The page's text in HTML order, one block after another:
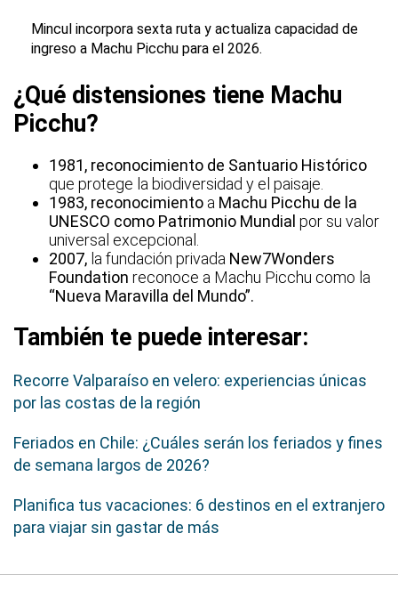
Mincul incorpora sexta ruta y actualiza capacidad de
ingreso a Machu Picchu para el 2026.
¿Qué distensiones tiene Machu
Picchu?
1981, reconocimiento de Santuario Histórico
que protege la biodiversidad y el paisaje.
1983, reconocimiento a Machu Picchu de la
UNESCO como Patrimonio Mundial por su valor
universal excepcional.
2007, la fundación privada New7Wonders
Foundation reconoce a Machu Picchu como la
“Nueva Maravilla del Mundo”.
También te puede interesar:
Recorre Valparaíso en velero: experiencias únicas
por las costas de la región
Feriados en Chile: ¿Cuáles serán los feriados y fines
de semana largos de 2026?
Planifica tus vacaciones: 6 destinos en el extranjero
para viajar sin gastar de más